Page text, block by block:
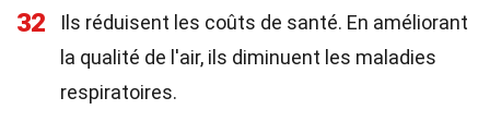
32
Ils réduisent les coûts de santé. En améliorant
la qualité de l'air, ils diminuent les maladies
respiratoires.